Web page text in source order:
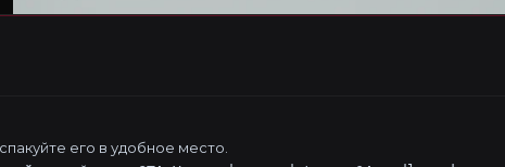
его в удобное место.